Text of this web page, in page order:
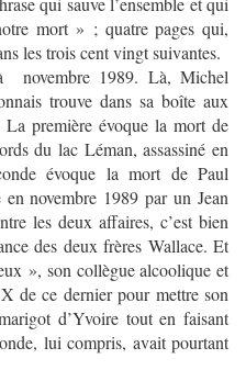
mort » ; quatre pages qui,
les trois cent vingt suivantes.
novembre 1989. Là, Michel
trouve dans sa boîte aux
La première évoque la mort de
du lac Léman, assassiné en
évoque la mort de Paul
novembre 1989 par un Jean
les deux affaires, c’est bien
des deux frères Wallace. Et
», son collègue alcoolique et
de ce dernier pour mettre son
d’Yvoire tout en faisant
lui compris, avait pourtant